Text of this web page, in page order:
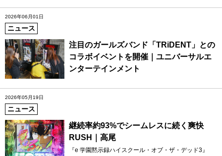
2026年06月01日
ニュース
注目のガールズバンド「TRiDENT」との
コラボイベントを開催｜ユニバーサルエ
ンターテインメント
2026年05月19日
ニュース
継続率約93%でシームレスに続く爽快
RUSH｜高尾
『e 学園黙示録ハイスクール・オブ・ザ・デッド3』